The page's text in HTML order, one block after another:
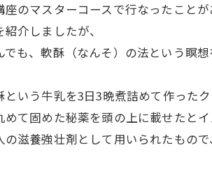
のマスターコースで行なったことが
介しましたが、
も、軟酥（なんそ）の法という瞑想
いう牛乳を3日3晩煮詰めて作ったク
て固めた秘薬を頭の上に載せたとイ
滋養強壮剤として用いられたもので